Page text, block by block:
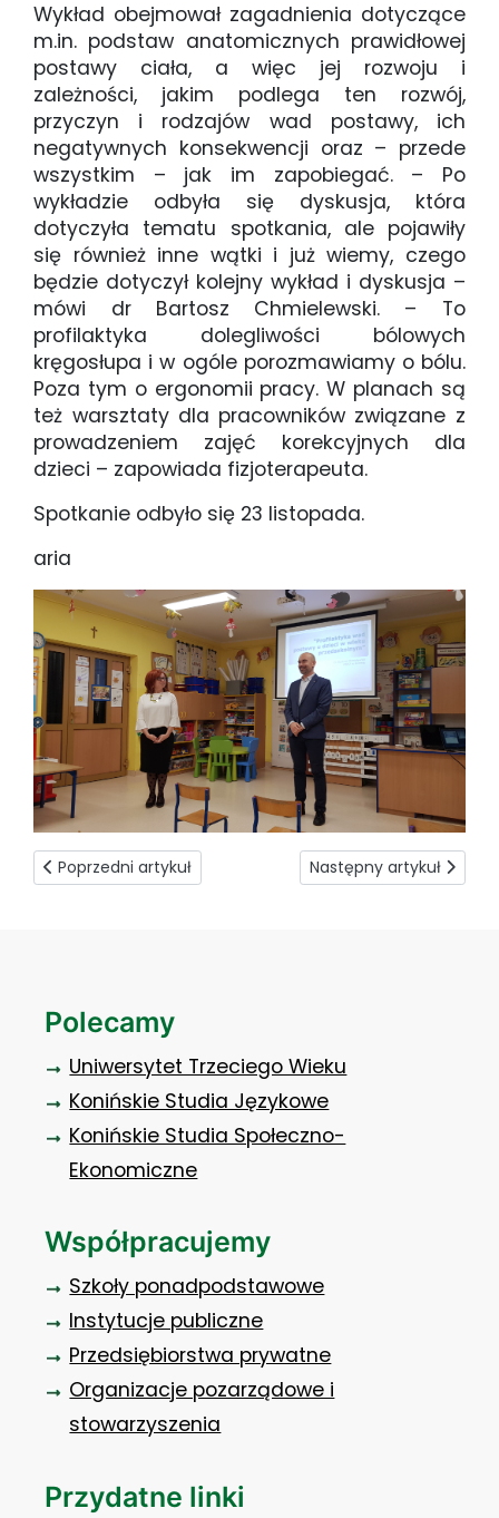
Wykład obejmował zagadnienia dotyczące
m.in. podstaw anatomicznych prawidłowej
postawy ciała, a więc jej rozwoju i
zależności, jakim podlega ten rozwój,
przyczyn i rodzajów wad postawy, ich
negatywnych konsekwencji oraz – przede
wszystkim – jak im zapobiegać. – Po
wykładzie odbyła się dyskusja, która
dotyczyła tematu spotkania, ale pojawiły
się również inne wątki i już wiemy, czego
będzie dotyczył kolejny wykład i dyskusja –
mówi dr Bartosz Chmielewski. – To
profilaktyka dolegliwości bólowych
kręgosłupa i w ogóle porozmawiamy o bólu.
Poza tym o ergonomii pracy. W planach są
też warsztaty dla pracowników związane z
prowadzeniem zajęć korekcyjnych dla
dzieci – zapowiada fizjoterapeuta.
Spotkanie odbyło się 23 listopada.
aria
Poprzedni artykuł: Mikołajkowy tydzień pomocy
Poprzedni artykuł Następny artykuł:
Następny artykuł
Polecamy
Uniwersytet Trzeciego Wieku
Konińskie Studia Językowe
Konińskie Studia Społeczno-
Ekonomiczne
Współpracujemy
Szkoły ponadpodstawowe
Instytucje publiczne
Przedsiębiorstwa prywatne
Organizacje pozarządowe i
stowarzyszenia
Przydatne linki